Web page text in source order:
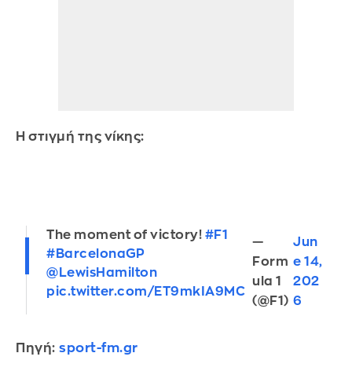
Η στιγμή της νίκης:
The moment of victory! #F1
#BarcelonaGP
@LewisHamilton
pic.twitter.com/ET9mkIA9MC
—
Form
ula 1
(@F1)
Jun
e 14,
202
6
Πηγή: sport-fm.gr